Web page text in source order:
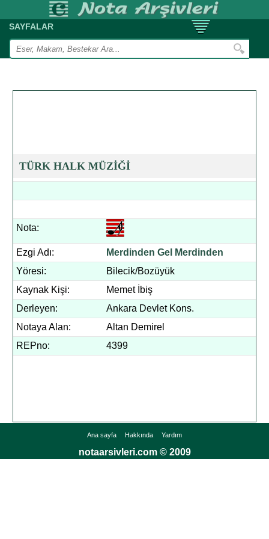
SAYFALAR
TÜRK HALK MÜZİĞİ
Nota:
Ezgi Adı:
Merdinden Gel Merdinden
Yöresi:
Bilecik/Bozüyük
Kaynak Kişi:
Memet İbiş
Derleyen:
Ankara Devlet Kons.
Notaya Alan:
Altan Demirel
REPno:
4399
Ana sayfa Hakkında Yardım
notaarsivleri.com © 2009